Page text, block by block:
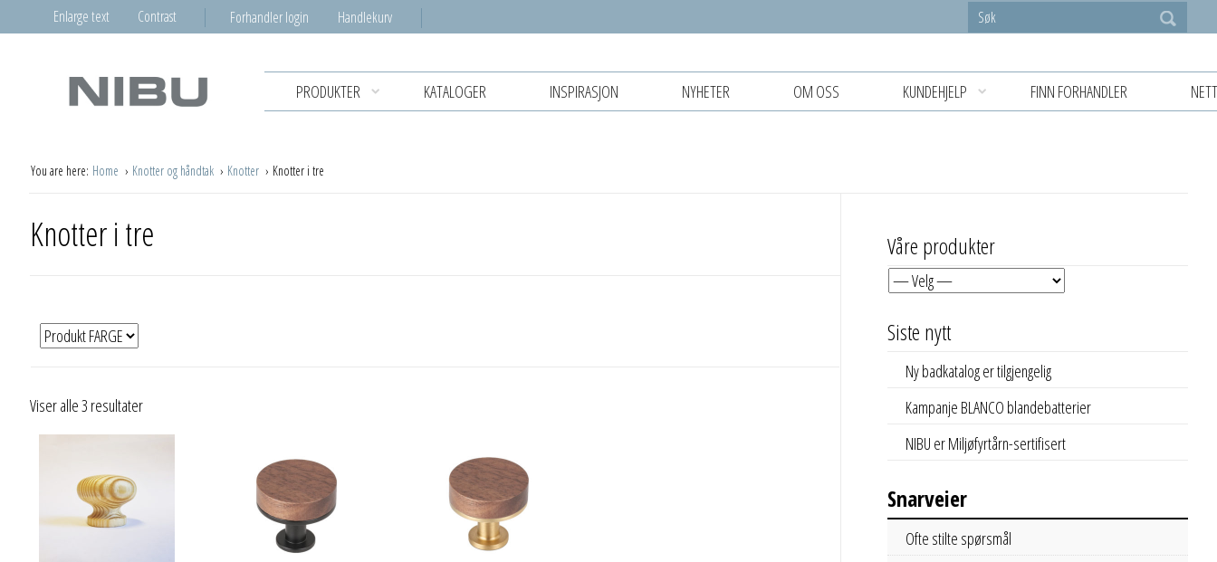
Enlarge text Contrast Forhandler login Handlekurv
PRODUKTER KATALOGER INSPIRASJON NYHETER OM OSS KUNDEHJELP FINN FORHANDLER
You are here: Home Knotter og håndtak Knotter Knotter i tre
Knotter i tre
Viser alle 3 resultater
Våre produkter
Siste nytt
Ny badkatalog er tilgjengelig
Kampanje BLANCO blandebatterier
NIBU er Miljøfyrtårn-sertifisert
Snarveier
Ofte stilte spørsmål